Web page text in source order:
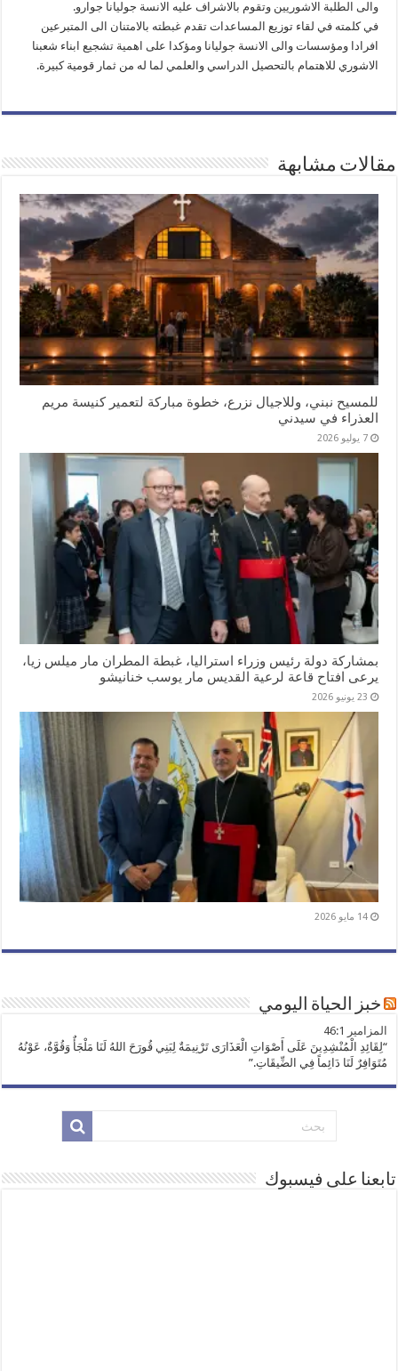
والى الطلبة الاشوريين وتقوم بالاشراف عليه الانسة جوليانا جوارو.
في كلمته في لقاء توزيع المساعدات تقدم غبطته بالامتنان الى المتبرعين
افرادا ومؤسسات والى الانسة جوليانا ومؤكدا على اهمية تشجيع ابناء شعبنا
الاشوري للاهتمام بالتحصيل الدراسي والعلمي لما له من ثمار قومية كبيرة.
مقالات مشابهة
للمسيح نبني، وللاجيال نزرع، خطوة مباركة لتعمير كنيسة مريم
العذراء في سيدني
7 يوليو 2026
بمشاركة دولة رئيس وزراء استراليا، غبطة المطران مار ميلس زيا،
يرعى افتاح قاعة لرعية القديس مار يوسب خنانيشو
23 يونيو 2026
14 مايو 2026
خبز الحياة اليومي
ﺍﻟﻤﺰﺍﻣﻴﺮ 46:1
“لِقَائِدِ الْمُنْشِدِينَ عَلَى أَصْوَاتِ الْعَذَارَى تَرْنِيمَةٌ لِبَنِي قُورَحَ اللهُ لَنَا مَلْجَأٌ وَقُوَّةٌ، عَوْنُهُ
مُتَوَافِرٌ لَنَا دَائِماً فِي الضِّيقَاتِ.”
تابعنا على فيسبوك